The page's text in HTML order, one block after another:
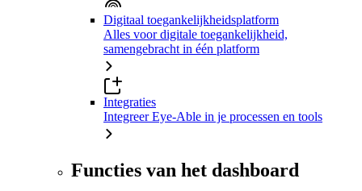
Digitaal toegankelijkheidsplatform
Alles voor digitale toegankelijkheid,
samengebracht in één platform
Integraties
Integreer Eye-Able in je processen en tools
Functies van het dashboard